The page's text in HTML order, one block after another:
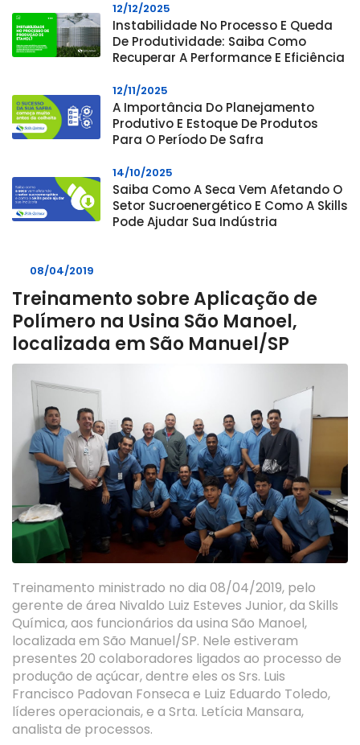
12/12/2025
Instabilidade No Processo E Queda
De Produtividade: Saiba Como
Recuperar A Performance E Eficiência
12/11/2025
A Importância Do Planejamento
Produtivo E Estoque De Produtos
Para O Período De Safra
14/10/2025
Saiba Como A Seca Vem Afetando O
Setor Sucroenergético E Como A Skills
Pode Ajudar Sua Indústria
08/04/2019
Treinamento sobre Aplicação de
Polímero na Usina São Manoel,
localizada em São Manuel/SP
Treinamento ministrado no dia 08/04/2019, pelo
gerente de área Nivaldo Luiz Esteves Junior, da Skills
Química, aos funcionários da usina São Manoel,
localizada em São Manuel/SP. Nele estiveram
presentes 20 colaboradores ligados ao processo de
produção de açúcar, dentre eles os Srs. Luis
Francisco Padovan Fonseca e Luiz Eduardo Toledo,
líderes operacionais, e a Srta. Letícia Mansara,
analista de processos.